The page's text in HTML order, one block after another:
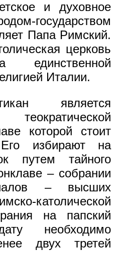
и духовное
государством
Папа Римский.
церковь
единственной
Италии.
является
которой стоит
избирают на
путем тайного
– собрании
– высших
католической
на папский
необходимо
двух третей